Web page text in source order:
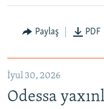
Paylaş PDF
İyul 30, 2026
Odessa